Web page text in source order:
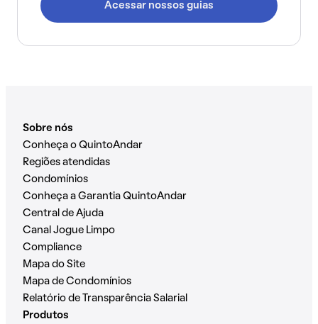
Acessar nossos guias
Sobre nós
Conheça o QuintoAndar
Regiões atendidas
Condomínios
Conheça a Garantia QuintoAndar
Central de Ajuda
Canal Jogue Limpo
Compliance
Mapa do Site
Mapa de Condomínios
Relatório de Transparência Salarial
Produtos